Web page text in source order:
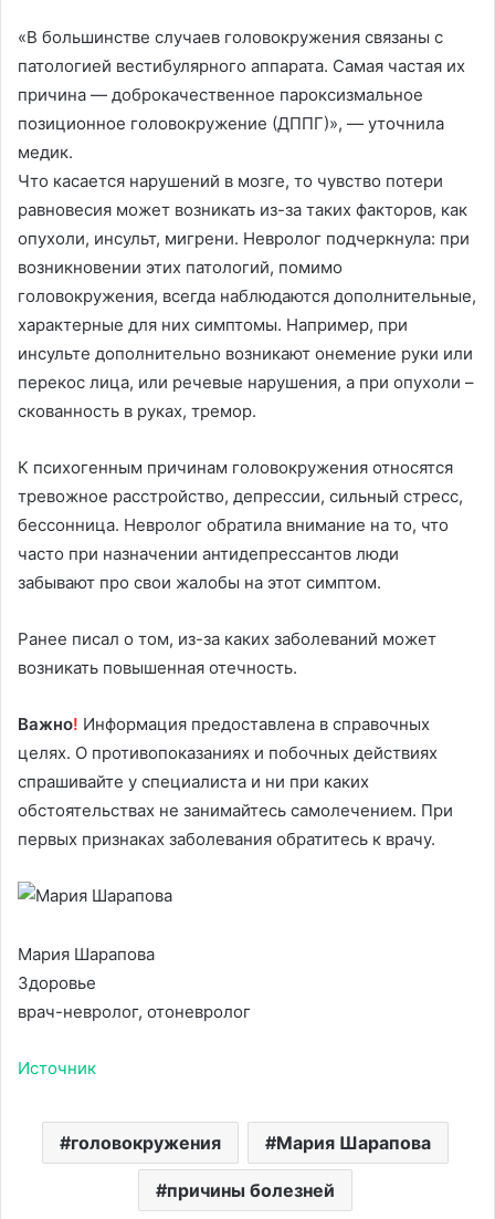
«В большинстве случаев головокружения связаны с
патологией вестибулярного аппарата. Самая частая их
причина — доброкачественное пароксизмальное
позиционное головокружение (ДППГ)», — уточнила
медик.
Что касается нарушений в мозге, то чувство потери
равновесия может возникать из-за таких факторов, как
опухоли, инсульт, мигрени. Невролог подчеркнула: при
возникновении этих патологий, помимо
головокружения, всегда наблюдаются дополнительные,
характерные для них симптомы. Например, при
инсульте дополнительно возникают онемение руки или
перекос лица, или речевые нарушения, а при опухоли –
скованность в руках, тремор.
К психогенным причинам головокружения относятся
тревожное расстройство, депрессии, сильный стресс,
бессонница. Невролог обратила внимание на то, что
часто при назначении антидепрессантов люди
забывают про свои жалобы на этот симптом.
Ранее писал о том, из-за каких заболеваний может
возникать повышенная отечность.
Важно! Информация предоставлена в справочных
целях. О противопоказаниях и побочных действиях
спрашивайте у специалиста и ни при каких
обстоятельствах не занимайтесь самолечением. При
первых признаках заболевания обратитесь к врачу.
Мария Шарапова
Здоровье
врач-невролог, отоневролог
Источник
головокружения Мария Шарапова
причины болезней